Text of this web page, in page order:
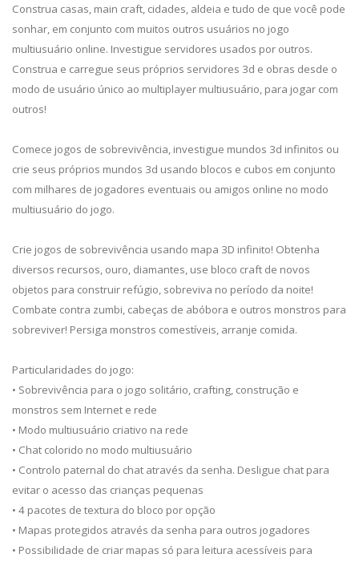
Construa casas, main craft, cidades, aldeia e tudo de que você pode
sonhar, em conjunto com muitos outros usuários no jogo
multiusuário online. Investigue servidores usados por outros.
Construa e carregue seus próprios servidores 3d e obras desde o
modo de usuário único ao multiplayer multiusuário, para jogar com
outros!
Comece jogos de sobrevivência, investigue mundos 3d infinitos ou
crie seus próprios mundos 3d usando blocos e cubos em conjunto
com milhares de jogadores eventuais ou amigos online no modo
multiusuário do jogo.
Crie jogos de sobrevivência usando mapa 3D infinito! Obtenha
diversos recursos, ouro, diamantes, use bloco craft de novos
objetos para construir refúgio, sobreviva no período da noite!
Combate contra zumbi, cabeças de abóbora e outros monstros para
sobreviver! Persiga monstros comestíveis, arranje comida.
Particularidades do jogo:
• Sobrevivência para o jogo solitário, crafting, construção e
monstros sem Internet e rede
• Modo multiusuário criativo na rede
• Chat colorido no modo multiusuário
• Controlo paternal do chat através da senha. Desligue chat para
evitar o acesso das crianças pequenas
• 4 pacotes de textura do bloco por opção
• Mapas protegidos através da senha para outros jogadores
• Possibilidade de criar mapas só para leitura acessíveis para